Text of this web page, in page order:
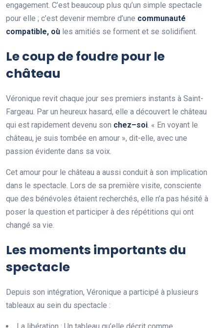
engagement. C’est beaucoup plus qu’un simple spectacle
pour elle ; c’est devenir membre d’une communauté
compatible, où les amitiés se forment et se solidifient.
Le coup de foudre pour le
château
Véronique revit chaque jour ses premiers instants à Saint-
Fargeau. Par un heureux hasard, elle a découvert le château
qui est rapidement devenu son chez–soi. « En voyant le
château, je suis tombée en amour », dit-elle, avec une
passion évidente dans sa voix.
Cet amour pour le château a aussi conduit à son implication
dans le spectacle. Lors de sa première visite, consciente
que des bénévoles étaient recherchés, elle n’a pas hésité à
poser la question et participer à des répétitions qui ont
changé sa vie.
Les moments importants du
spectacle
Depuis son intégration, Véronique a participé à plusieurs
tableaux au sein du spectacle :